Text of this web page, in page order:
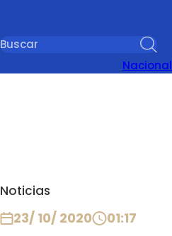
Nacional
Noticias
23/ 10/ 2020 01:17